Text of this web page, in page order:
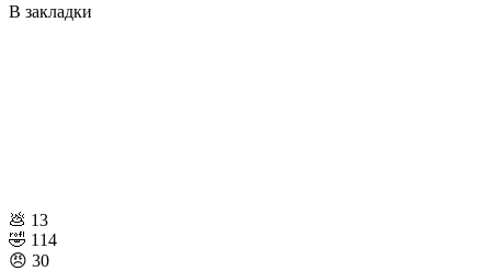
В закладки
💩 13
🤣 114
😠 30